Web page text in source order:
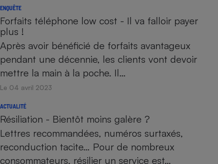
ENQUÊTE
Forfaits téléphone low cost - Il va falloir payer
plus !
Après avoir bénéficié de forfaits avantageux
pendant une décennie, les clients vont devoir
mettre la main à la poche. Il…
Le 04 avril 2023
ACTUALITÉ
Résiliation - Bientôt moins galère ?
Lettres recommandées, numéros surtaxés,
reconduction tacite… Pour de nombreux
consommateurs, résilier un service est…